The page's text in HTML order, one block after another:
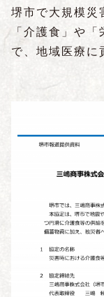
堺市で大規模災
「介護食」や
で、地域医療に